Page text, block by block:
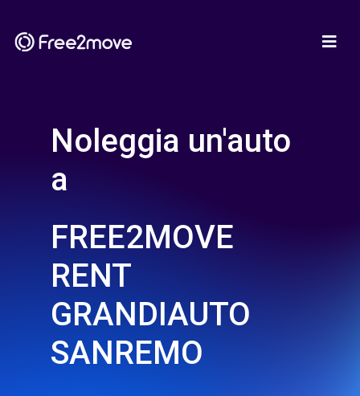
Noleggia un'auto
a
FREE2MOVE
RENT
GRANDIAUTO
SANREMO